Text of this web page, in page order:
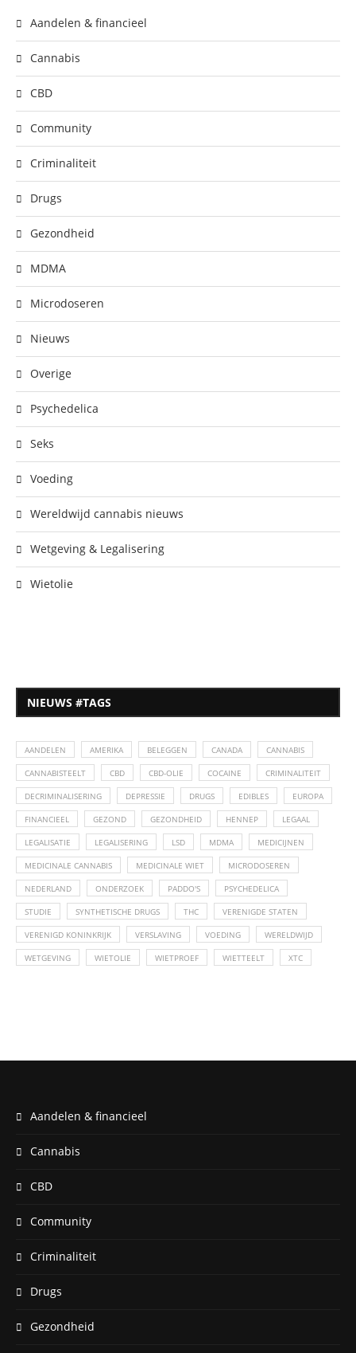
Aandelen & financieel
Cannabis
CBD
Community
Criminaliteit
Drugs
Gezondheid
MDMA
Microdoseren
Nieuws
Overige
Psychedelica
Seks
Voeding
Wereldwijd cannabis nieuws
Wetgeving & Legalisering
Wietolie
NIEUWS #TAGS
AANDELEN AMERIKA BELEGGEN CANADA CANNABIS
CANNABISTEELT CBD CBD-OLIE COCAINE CRIMINALITEIT
DECRIMINALISERING DEPRESSIE DRUGS EDIBLES EUROPA
FINANCIEEL GEZOND GEZONDHEID HENNEP LEGAAL
LEGALISATIE LEGALISERING LSD MDMA MEDICIJNEN
MEDICINALE CANNABIS MEDICINALE WIET MICRODOSEREN
NEDERLAND ONDERZOEK PADDO'S PSYCHEDELICA
STUDIE SYNTHETISCHE DRUGS THC VERENIGDE STATEN
VERENIGD KONINKRIJK VERSLAVING VOEDING WERELDWIJD
WETGEVING WIETOLIE WIETPROEF WIETTEELT XTC
Aandelen & financieel
Cannabis
CBD
Community
Criminaliteit
Drugs
Gezondheid